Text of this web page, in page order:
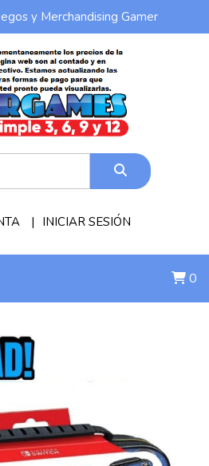
y Merchandising Gamer
INICIAR SESIÓN
0